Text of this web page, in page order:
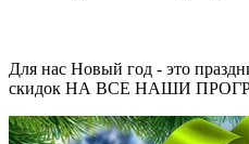
Для нас Новый год - это
скидок НА ВСЕ НАШИ